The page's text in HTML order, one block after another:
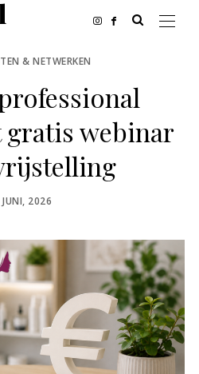
& NETWERKEN
webinar
JUNI, 2026